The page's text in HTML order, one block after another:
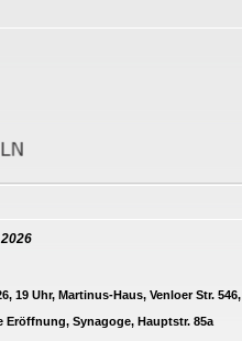
19 Uhr, Martinus-Haus, Venloer Str. 546,
Synagoge, Hauptstr. 85a